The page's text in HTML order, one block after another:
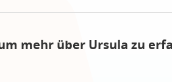
mehr über Ursula zu